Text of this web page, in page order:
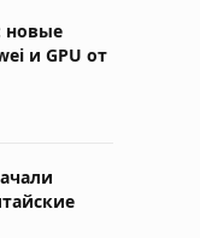
новые
и GPU от